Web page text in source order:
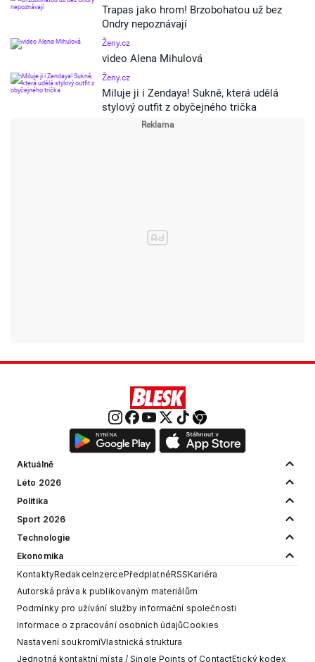
Trapas jako hrom! Brzobohatou už bez
Ondry nepoznávají
Ženy.cz
video Alena Mihulová
Ženy.cz
Miluje ji i Zendaya! Sukně, která udělá
stylový outfit z obyčejného trička
Aktuálně
Léto 2026
Politika
Sport 2026
Technologie
Ekonomika
KontaktyRedakceInzercePředplatnéRSSKariéra
Autorská práva k publikovaným materiálům
Podmínky pro užívání služby informační společnosti
Informace o zpracování osobních údajůCookies
Nastavení soukromíVlastnická struktura
Jednotná kontaktní místa / Single Points of ContactEtický kodex